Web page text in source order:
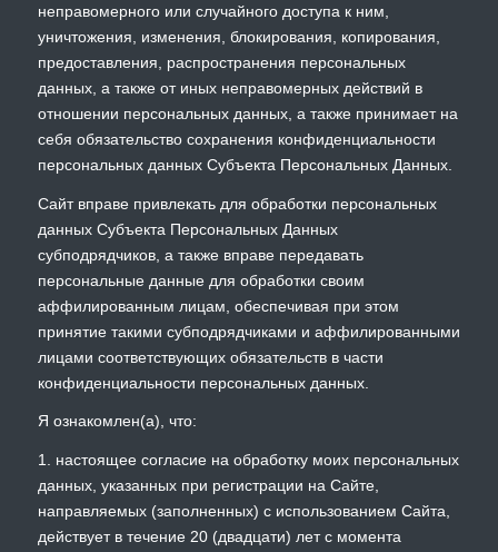
неправомерного или случайного доступа к ним,
уничтожения, изменения, блокирования, копирования,
предоставления, распространения персональных
данных, а также от иных неправомерных действий в
отношении персональных данных, а также принимает на
себя обязательство сохранения конфиденциальности
персональных данных Субъекта Персональных Данных.
Сайт вправе привлекать для обработки персональных
данных Субъекта Персональных Данных
субподрядчиков, а также вправе передавать
персональные данные для обработки своим
аффилированным лицам, обеспечивая при этом
принятие такими субподрядчиками и аффилированными
лицами соответствующих обязательств в части
конфиденциальности персональных данных.
Я ознакомлен(а), что:
1. настоящее согласие на обработку моих персональных
данных, указанных при регистрации на Сайте,
направляемых (заполненных) с использованием Сайта,
действует в течение 20 (двадцати) лет с момента